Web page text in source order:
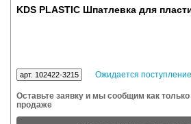
KDS PLASTIC Шпатлевка для
арт. 102422-3215 Ожидается поступление
Оставьте заявку и мы сообщим как только
продаже